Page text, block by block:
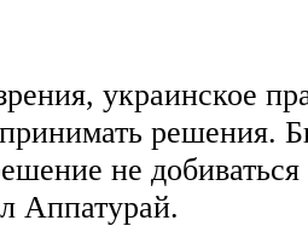
украинское
решения.
не
Аппатурай.